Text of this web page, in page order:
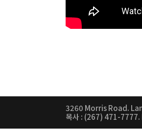
3260 Morris Road.
목사 : (267) 471-7777.